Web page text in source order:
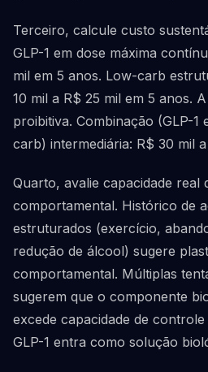
Terceiro, calcule custo
GLP-1 em dose máxima
mil em 5 anos. Low-carb
10 mil a R$ 25 mil em 5 anos.
proibitiva. Combinação (GLP-
carb) intermediária: R$ 30 mil
Quarto, avalie capacidade real
comportamental. Histórico de
estruturados (exercício,
redução de álcool) sugere
comportamental. Múltiplas
sugerem que o componente
excede capacidade de
GLP-1 entra como solução